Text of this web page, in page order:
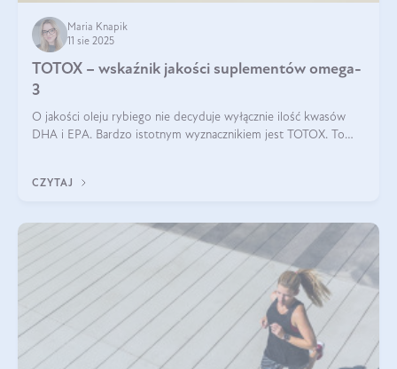
Maria Knapik
11 sie 2025
TOTOX – wskaźnik jakości suplementów omega-
3
O jakości oleju rybiego nie decyduje wyłącznie ilość kwasów
DHA i EPA. Bardzo istotnym wyznacznikiem jest TOTOX. To
CZYTAJ